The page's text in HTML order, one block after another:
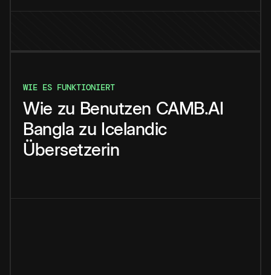
WIE ES FUNKTIONIERT
Wie zu Benutzen CAMB.AI
Bangla zu Icelandic
Übersetzerin